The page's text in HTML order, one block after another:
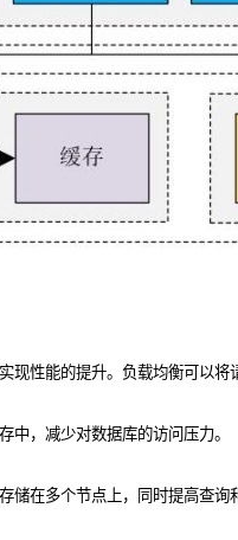
现性能的提升。负载均衡可以将
中，减少对数据库的访问压力。
储在多个节点上，同时提高查询